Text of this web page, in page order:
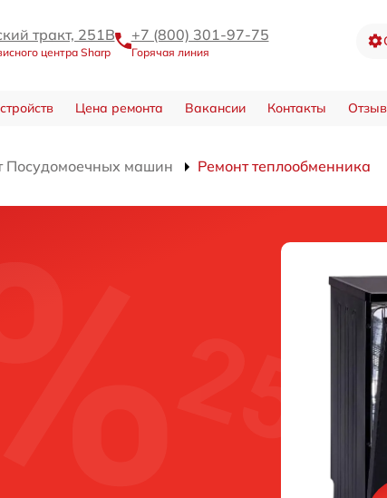
тракт, 251В
центра Sharp
+7 (800) 301-97-75
Горячая линия
Цена ремонта Вакансии Контакты
Посудомоечных машин Ремонт теплообменника